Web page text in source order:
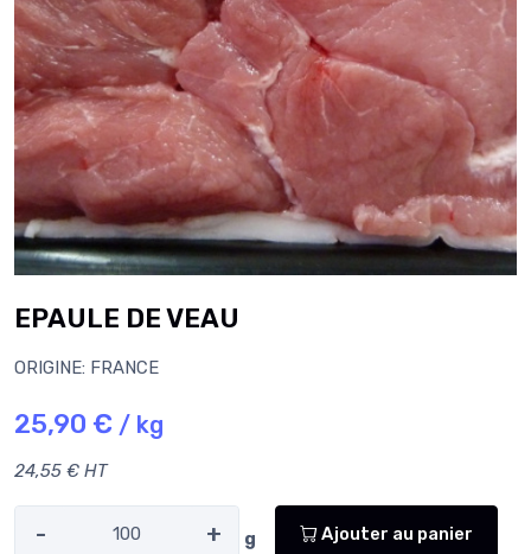
EPAULE DE VEAU
ORIGINE: FRANCE
25,90 € / kg
24,55 € HT
- + g Ajouter au panier